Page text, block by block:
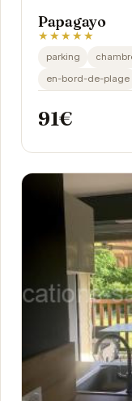
Papagayo
★★★★★
parking
en-bord-de-plage
91€